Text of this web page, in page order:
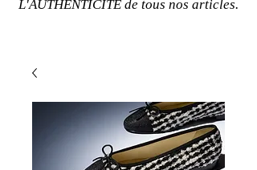
L'AUTHENTICITE de tous nos articles.